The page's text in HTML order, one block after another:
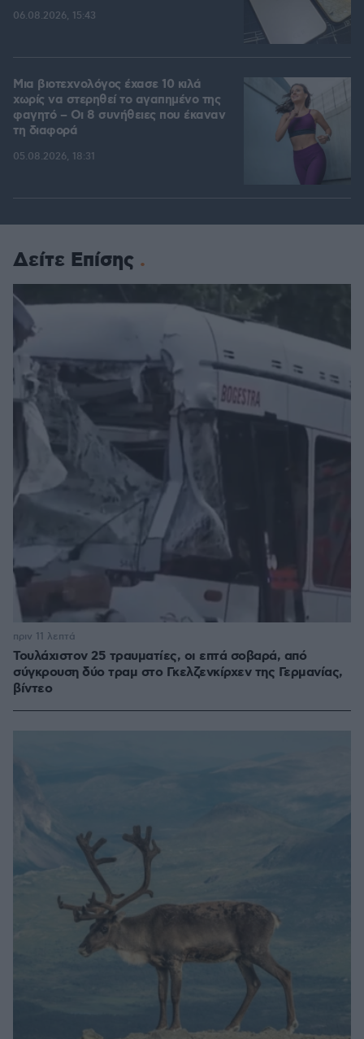
06.08.2026, 15:43
Μια βιοτεχνολόγος έχασε 10 κιλά
χωρίς να στερηθεί το αγαπημένο της
φαγητό – Οι 8 συνήθειες που έκαναν
τη διαφορά
05.08.2026, 18:31
Δείτε Επίσης
Τουλάχιστον 25 τραυματίες, οι επτά σοβαρά, από
σύγκρουση δύο τραμ στο Γκελζενκίρχεν της Γερμανίας,
βίντεο
πριν 11 λεπτά